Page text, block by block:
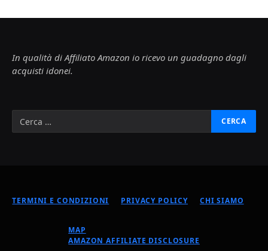
In qualità di Affiliato Amazon io ricevo un guadagno dagli
acquisti idonei.
TERMINI E CONDIZIONI PRIVACY POLICY CHI SIAMO
MAP
AMAZON AFFILIATE DISCLOSURE